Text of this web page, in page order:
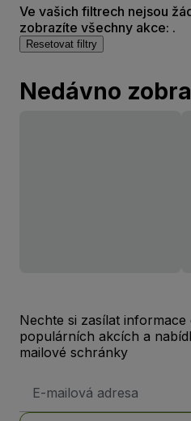
Ve vašich filtrech nejsou
zobrazíte všechny akce: .
Resetovat filtry
Nedávno
Nechte si zasílat
populárních akcích a
mailové schránky
adresa